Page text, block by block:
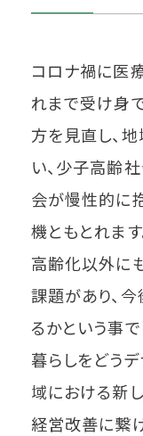
コロナ禍に医
れまで受け身
方を見直し、
い、少子高齢
会が慢性的に
機ともとれます
高齢化以外に
課題があり、
るかという事
暮らしをどう
域における新
経営改善に繋